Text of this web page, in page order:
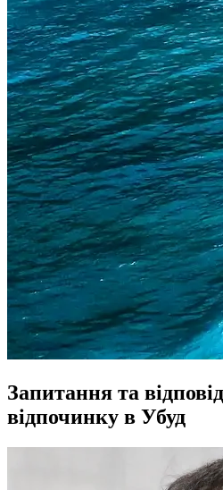
Запитання та
відпочинку в Убуд